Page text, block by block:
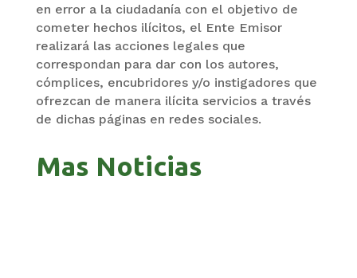
en error a la ciudadanía con el objetivo de
cometer hechos ilícitos, el Ente Emisor
realizará las acciones legales que
correspondan para dar con los autores,
cómplices, encubridores y/o instigadores que
ofrezcan de manera ilícita servicios a través
de dichas páginas en redes sociales.
Mas Noticias